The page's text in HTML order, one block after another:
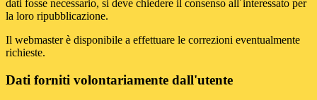
dati fosse necessario, si deve chiedere il consenso all´interessato per
la loro ripubblicazione.
Il webmaster è disponibile a effettuare le correzioni eventualmente
richieste.
Dati forniti volontariamente dall'utente